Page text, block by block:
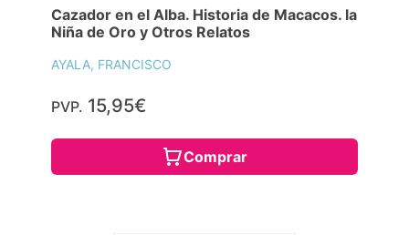
Cazador en el Alba. Historia de Macacos. la
Niña de Oro y Otros Relatos
AYALA, FRANCISCO
PVP. 15,95€
Comprar